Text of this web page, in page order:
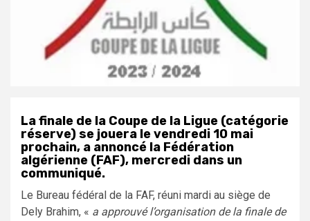
La finale de la Coupe de la Ligue (catégorie
réserve) se jouera le vendredi 10 mai
prochain, a annoncé la Fédération
algérienne (FAF), mercredi dans un
communiqué.
Le Bureau fédéral de la FAF, réuni mardi au siège de
Dely Brahim, « a approuvé l’organisation de la finale de